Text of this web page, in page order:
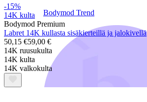
Bodymod Trend
-15%
14K kulta
Bodymod Premium
Labret 14K kullasta sisäkierteillä ja jalokivellä
50,15 €59,00 €
14K ruusukulta
14K kulta
14K valkokulta